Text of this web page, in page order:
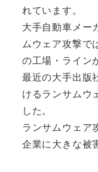
れています。
大手自動車メー
ムウェア攻撃で
の工場・ライン
最近の大手出版
けるランサムウ
した。
ランサムウェア
企業に大きな被